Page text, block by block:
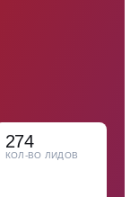
274
КОЛ-ВО ЛИДОВ